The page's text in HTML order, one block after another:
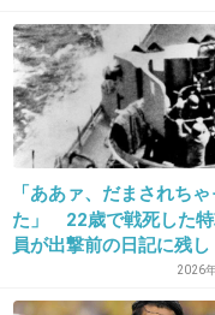
29. 匿名2015/07/15(水) 16:46:39
バーゲンで買い物中の
うが、店員はみんな豚
ぇ。
30. 匿名 2015/07/15(水) 16:46:52
「ああァ、だまされちゃ
た」 22歳で戦死した
員が出撃前の日記に残し
2026